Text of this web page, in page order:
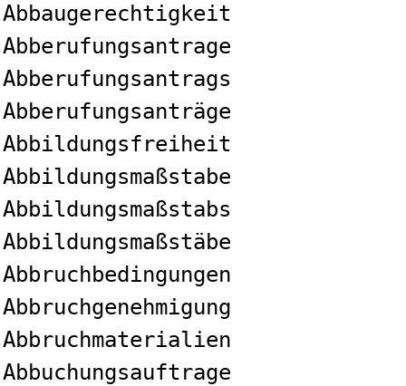
Abbaugerechtigkeit
Abberufungsantrage
Abberufungsantrags
Abberufungsanträge
Abbildungsfreiheit
Abbildungsmaßstabe
Abbildungsmaßstabs
Abbildungsmaßstäbe
Abbruchbedingungen
Abbruchgenehmigung
Abbruchmaterialien
Abbuchungsauftrage